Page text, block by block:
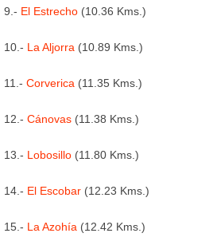
9.- El Estrecho (10.36 Kms.)
10.- La Aljorra (10.89 Kms.)
11.- Corverica (11.35 Kms.)
12.- Cánovas (11.38 Kms.)
13.- Lobosillo (11.80 Kms.)
14.- El Escobar (12.23 Kms.)
15.- La Azohía (12.42 Kms.)